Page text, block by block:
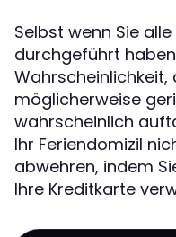
Selbst wenn Sie
durchgeführt
Wahrscheinlichkeit,
möglicherweise
wahrscheinlich
Ihr Feriendomizil
abwehren, indem
Ihre Kreditkarte